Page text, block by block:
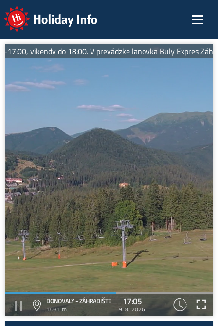
Holiday Info
víkendy do 18:00. V prevádzke lanovka Buly Expres
DONOVALY - ZÁHRADIŠTE
1031 m
17:05
9. 8. 2026